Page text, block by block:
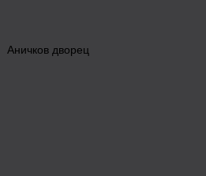
Аничков дворец